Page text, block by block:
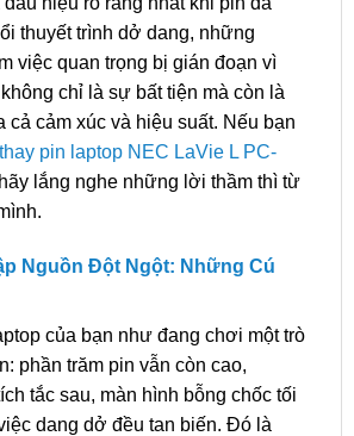
thuyết trình dở dang, những
việc quan trọng bị gián đoạn vì
chỉ là sự bất tiện mà còn là
cả cảm xúc và hiệu suất. Nếu bạn
thay pin laptop NEC LaVie L PC-
lắng nghe những lời thầm thì từ
Nguồn Đột Ngột: Những Cú
của bạn như đang chơi một trò
phần trăm pin vẫn còn cao,
tắc sau, màn hình bỗng chốc tối
dang dở đều tan biến. Đó là